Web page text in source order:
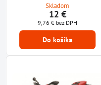
Skladom
12 €
9,76 € bez DPH
Do košíka